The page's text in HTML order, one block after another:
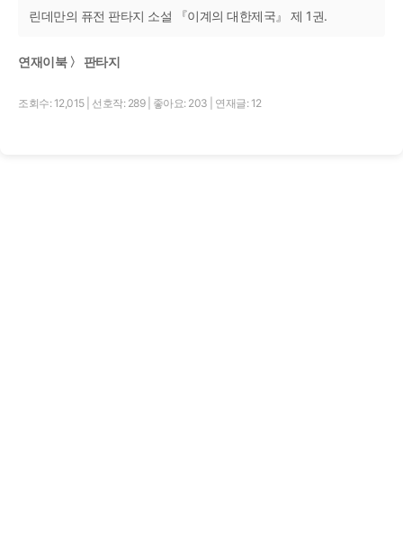
린데만의 퓨전 판타지 소설 『이계의 대한제국』 제 1권.
연재이북 〉 판타지
조회수: 12,015 선호작: 289 좋아요: 203 연재글: 12